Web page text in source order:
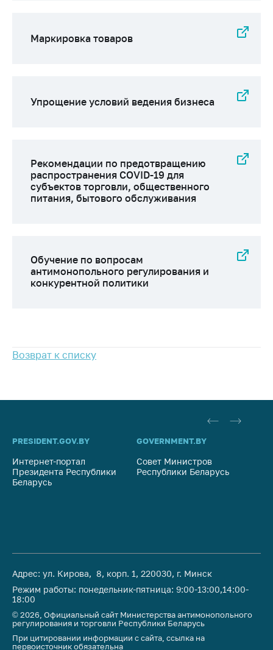
Маркировка товаров
Упрощение условий ведения бизнеса
Рекомендации по предотвращению
распространения COVID-19 для
субъектов торговли, общественного
питания, бытового обслуживания
Обучение по вопросам
антимонопольного регулирования и
конкурентной политики
Возврат к списку
PRESIDENT.GOV.BY
Интернет-портал
Президента Республики
Беларусь
GOVERNMENT.BY
Совет Министров
Республики Беларусь
Адрес: ул. Кирова, 8, корп. 1, 220030, г. Минск
Режим работы: понедельник-пятница: 9:00-13:00,14:00-
18:00
© 2026, Официальный сайт Министерства антимонопольного
регулирования и торговли Республики Беларусь
При цитировании информации с сайта, ссылка на
первоисточник обязательна